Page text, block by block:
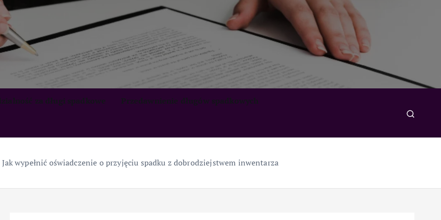
Jak wypełnić oświadczenie o przyjęciu spadku z dobrodziejstwem inwentarza